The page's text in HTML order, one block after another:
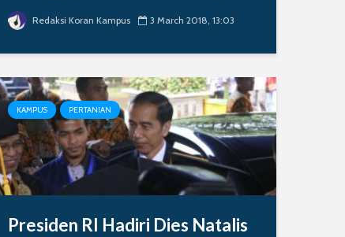
Redaksi Koran Kampus 3 March 2018, 13:03
KAMPUS PERTANIAN
Presiden RI Hadiri Dies Natalis